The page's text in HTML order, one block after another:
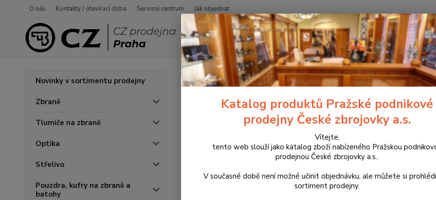
O nás Kontakty / otevírací doba Servisní centrum Jak objednat
Hledat
Novinky v sortimentu prodejny
Zbraně
Tlumiče na zbraně
Optika
Střelivo
Pouzdra, kufry na zbraně a
batohy
Úvod Příslušenství, doplňky a náhradní díly Pro pistole Spouště Single
Single Action spoušť pro menší ruce
Proto
Katalog produktů Pražské podnikové
prodejny České zbrojovky a.s.
Vítejte,
tento web slouží jako katalog zboží nabízeného Pražskou
prodejnou České zbrojovky a.s..
V současné době není možné učinit objednávku, ale můžete si
sortiment prodejny.